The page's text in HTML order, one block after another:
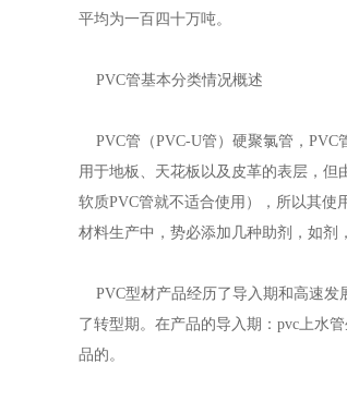
平均为一百四十万吨。
PVC管基本分类情况概述
PVC管（PVC-U管）硬聚氯管，PVC
用于地板、天花板以及皮革的表层，但
软质PVC管就不适合使用），所以其使
材料生产中，势必添加几种助剂，如剂
PVC型材产品经历了导入期和高速发
了转型期。在产品的导入期：pvc上水
品的。